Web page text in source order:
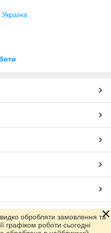
Prom.ua
обробляти замовлення та
графіком роботи сьогодні